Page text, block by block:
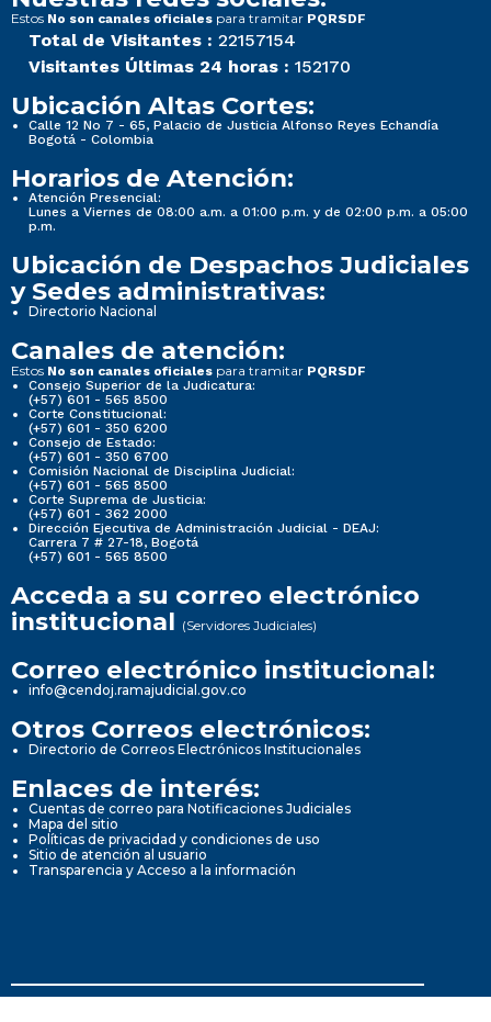
Estos No son canales oficiales para tramitar PQRSDF
Total de Visitantes : 22157154
Visitantes Últimas 24 horas : 152170
Ubicación Altas Cortes:
Calle 12 No 7 - 65, Palacio de Justicia Alfonso Reyes Echandía
Bogotá - Colombia
Horarios de Atención:
Atención Presencial:
Lunes a Viernes de 08:00 a.m. a 01:00 p.m. y de 02:00 p.m. a 05:00
p.m.
Ubicación de Despachos Judiciales
y Sedes administrativas:
Directorio Nacional
Canales de atención:
Estos No son canales oficiales para tramitar PQRSDF
Consejo Superior de la Judicatura:
(+57) 601 - 565 8500
Corte Constitucional:
(+57) 601 - 350 6200
Consejo de Estado:
(+57) 601 - 350 6700
Comisión Nacional de Disciplina Judicial:
(+57) 601 - 565 8500
Corte Suprema de Justicia:
(+57) 601 - 362 2000
Dirección Ejecutiva de Administración Judicial - DEAJ:
Carrera 7 # 27-18, Bogotá
(+57) 601 - 565 8500
Acceda a su correo electrónico
institucional (Servidores Judiciales)
Correo electrónico institucional:
info@cendoj.ramajudicial.gov.co
Otros Correos electrónicos:
Directorio de Correos Electrónicos Institucionales
Enlaces de interés:
Cuentas de correo para Notificaciones Judiciales
Mapa del sitio
Políticas de privacidad y condiciones de uso
Sitio de atención al usuario
Transparencia y Acceso a la información